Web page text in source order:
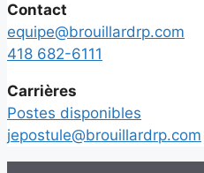
Contact
equipe@brouillardrp.com
418 682-6111
Carrières
Postes disponibles
jepostule@brouillardrp.com